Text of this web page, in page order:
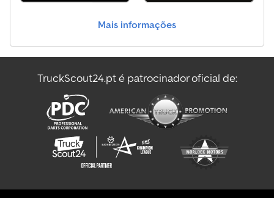
Interior * SH6 Banco do motorista com suspensão e apoio de
touchscreen 2-DIN Conforto e meio ambiente * JW0 Alerta de
Estado/documentação * Veículo de demonstração Outros * KA6
A86 Bloqueio do diferencial Outras informações: Esta oferta não
é vinculativa. Sujeito a erros e venda intermediária. Se citado em
moeda estrangeira, o valor será convertido à taxa do dia. Válida é a
moeda do local onde se encontra o veículo.
Mais informações
TruckScout24.pt é patrocinador oficial de: